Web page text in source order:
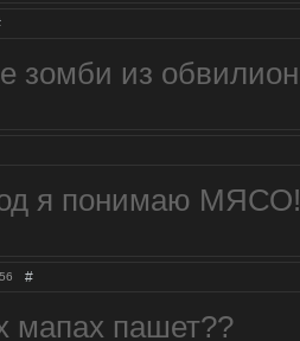
зомби из
я понимаю
#
мапах пашет??